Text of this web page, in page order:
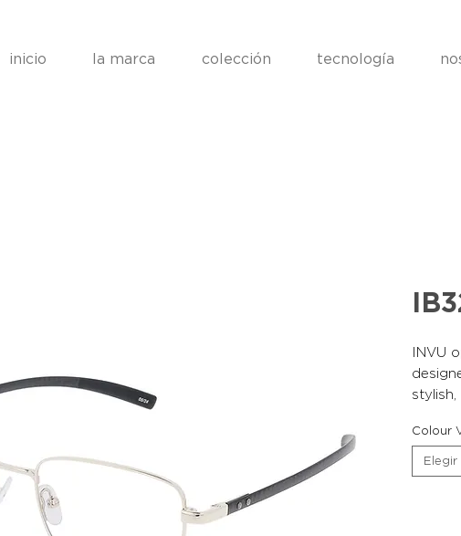
inicio la marca colección tecnología
INVU
Colour
Elegir